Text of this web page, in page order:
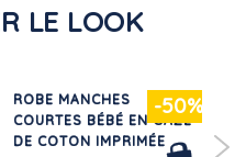
LE LOOK
-50%
ROBE MANCHES
COURTES BÉBÉ EN GAZE
DE COTON IMPRIMÉE